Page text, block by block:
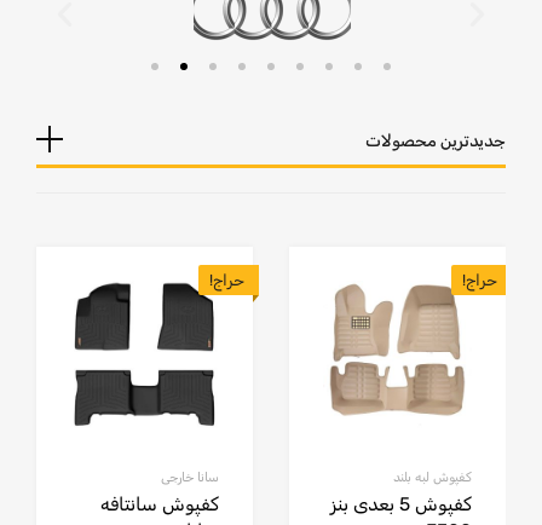
جدیدترین محصولات
حراج!
کفپوش لبه بلند
کفپوش 5 بعدی بنز
حراج!
سانا خارجی
کفپوش سانتافه